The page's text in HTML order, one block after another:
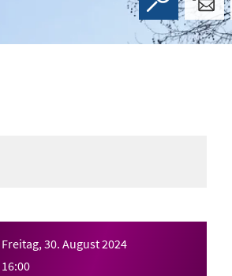
Freitag, 30. August 2024
16:00